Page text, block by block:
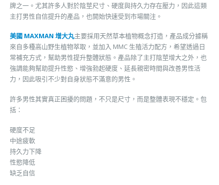
牌之一。尤其許多人對於陰莖尺寸、硬度與持久力存在壓力，因此這類
主打男性自信提升的產品，也開始快速受到市場關注。
美國 MAXMAN 增大丸主要採用天然草本植物概念打造，產品成分據稱
來自多種高山野生植物萃取，並加入 MMC 生殖活力配方，希望透過日
常補充方式，幫助男性提升整體狀態。產品除了主打陰莖增大之外，也
強調能夠幫助提升性慾、增強勃起硬度、延長親密時間與改善男性活
力，因此吸引不少對自身狀態不滿意的男性。
許多男性其實真正困擾的問題，不只是尺寸，而是整體表現不穩定。包
括：
硬度不足
中途疲軟
持久力下降
性慾降低
缺乏自信